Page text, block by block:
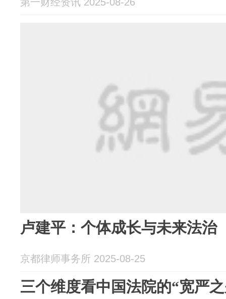
卢建平：个体成长与未来法治
京都律师事务所 2025-08-25
三个维度看中国法院的“宽严